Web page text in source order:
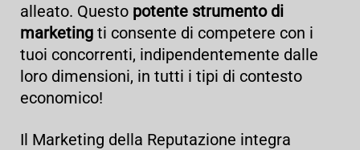
alleato. Questo potente strumento di
marketing ti consente di competere con i
tuoi concorrenti, indipendentemente dalle
loro dimensioni, in tutti i tipi di contesto
economico!
Il Marketing della Reputazione integra